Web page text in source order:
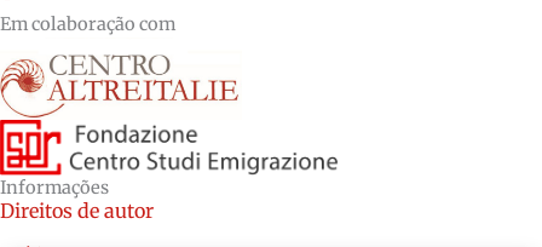
Em colaboração com
Informações
Direitos de autor